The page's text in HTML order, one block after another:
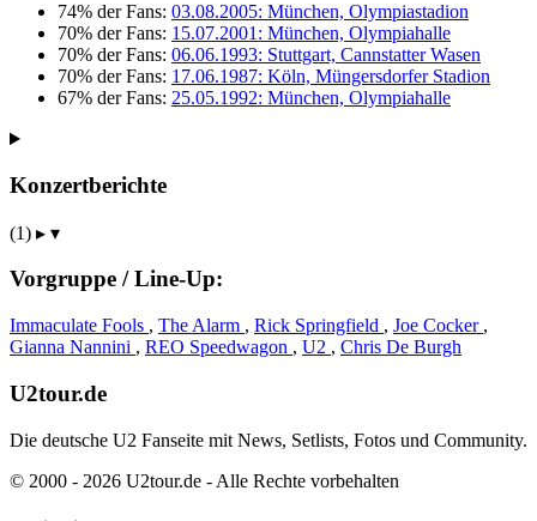
74% der Fans: 03.08.2005: München, Olympiastadion
70% der Fans: 15.07.2001: München, Olympiahalle
70% der Fans: 06.06.1993: Stuttgart, Cannstatter Wasen
70% der Fans: 17.06.1987: Köln, Müngersdorfer Stadion
67% der Fans: 25.05.1992: München, Olympiahalle
Konzertberichte
(1) ▸ ▾
Vorgruppe / Line-Up:
Immaculate Fools , The Alarm , Rick Springfield , Joe Cocker ,
Gianna Nannini , REO Speedwagon , U2 , Chris De Burgh
U2tour.de
Die deutsche U2 Fanseite mit News, Setlists, Fotos und Community.
© 2000 - 2026 U2tour.de - Alle Rechte vorbehalten